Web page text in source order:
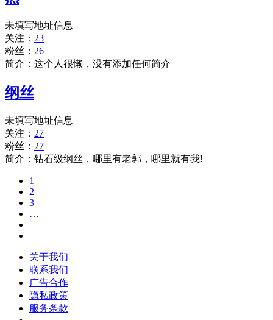
未填写地址信息
关注： 23
粉丝： 26
简介：这个人很懒，没有添加任何简介
纲丝
未填写地址信息
关注： 27
粉丝： 27
简介：钻石级纲丝，哪里有老郭，哪里就有我!
1
2
3
…
关于我们
联系我们
广告合作
隐私政策
服务条款